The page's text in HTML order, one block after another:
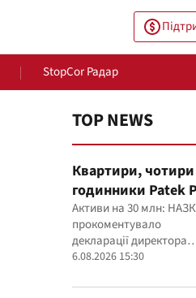
StopCor Радар
TOP NEWS
Квартири,
годинники Patek
показала
керівника
Маньковського і
Активи на 30 млн: НАЗК
прокоментувало
декларації директора
кардіоцентру Георгія
6.08.2026 15:30